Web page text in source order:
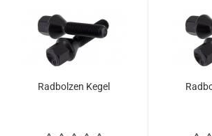
Rad­bol­zen Kegel